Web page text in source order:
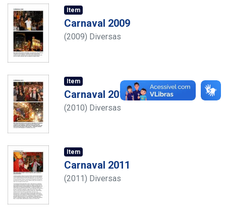
Item
Carnaval 2009
(2009) Diversas
Item
Carnaval 2010
(2010) Diversas
Item
Carnaval 2011
(2011 ) Diversas